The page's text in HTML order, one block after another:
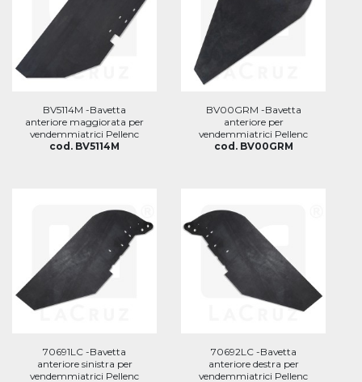
BV5114M -Bavetta
anteriore maggiorata per
vendemmiatrici Pellenc
cod. BV5114M
BV00GRM -Bavetta
anteriore per
vendemmiatrici Pellenc
cod. BV00GRM
70691LC -Bavetta
anteriore sinistra per
vendemmiatrici Pellenc
70692LC -Bavetta
anteriore destra per
vendemmiatrici Pellenc